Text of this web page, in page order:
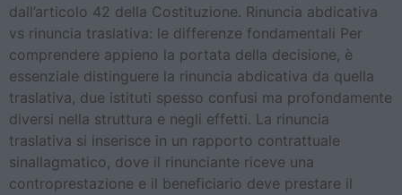
dall’articolo 42 della Costituzione. Rinuncia abdicativa
vs rinuncia traslativa: le differenze fondamentali Per
comprendere appieno la portata della decisione, è
essenziale distinguere la rinuncia abdicativa da quella
traslativa, due istituti spesso confusi ma profondamente
diversi nella struttura e negli effetti. La rinuncia
traslativa si inserisce in un rapporto contrattuale
sinallagmatico, dove il rinunciante riceve una
controprestazione e il beneficiario deve prestare il